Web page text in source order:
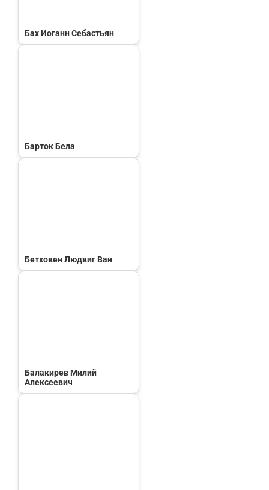
Бах Иоганн Себастьян
Барток Бела
Бетховен Людвиг Ван
Балакирев Милий
Алексеевич